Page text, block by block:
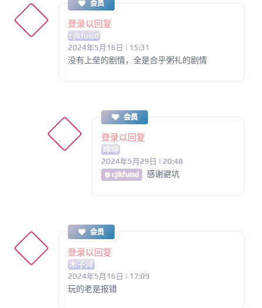
会员
登录以回复
cjlkfuisd
2024年5月16日 | 15:31
没有上垒的剧情，全是合乎粥礼的剧情
会员
登录以回复
坤坤
2024年5月29日 | 20:48
@ cjlkfuisd 感谢避坑
会员
登录以回复
木子洋
2024年5月16日 | 17:09
玩的老是报错